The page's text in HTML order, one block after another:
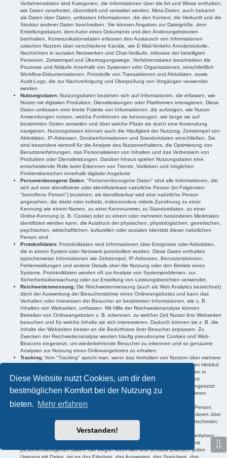
Diese Website nutzt Cookies, um dir den
bestmöglichen Komfort bei der Nutzung zu
bieten. Mehr erfahren
Verstanden!
Verfahrensdaten sind Kategorien, die Informationen über die Art und Weise enthalten,
wie Daten verarbeitet, übermittelt und verwaltet werden. Meta-Daten, auch bekannt
als Daten über Daten, umfassen Informationen, die den Kontext, die Herkunft und die
Struktur anderer Daten beschreiben. Sie können Angaben zur Dateigröße, dem
Erstellungsdatum, dem Autor eines Dokuments und den Änderungshistorien
beinhalten. Kommunikationsdaten erfassen den Austausch von Informationen
zwischen Nutzern über verschiedene Kanäle, wie E-Mail-Verkehr, Anrufprotokolle,
Nachrichten in sozialen Netzwerken und Chat-Verläufe, inklusive der beteiligten
Personen, Zeitstempel und Übertragungswege. Verfahrensdaten beschreiben die
Prozesse und Abläufe innerhalb von Systemen oder Organisationen, einschließlich
Workflow-Dokumentationen, Protokolle von Transaktionen und Aktivitäten, sowie
Audit-Logs, die zur Nachverfolgung und Überprüfung von Vorgängen verwendet
werden.
Nutzungsdaten: Nutzungsdaten beziehen sich auf Informationen, die erfassen, wie
Nutzer mit digitalen Produkten, Dienstleistungen oder Plattformen interagieren. Diese
Daten umfassen eine breite Palette von Informationen, die aufzeigen, wie Nutzer
Anwendungen nutzen, welche Funktionen sie bevorzugen, wie lange sie auf
bestimmten Seiten verweilen und über welche Pfade sie durch eine Anwendung
navigieren. Nutzungsdaten können auch die Häufigkeit der Nutzung, Zeitstempel von
Aktivitäten, IP-Adressen, Geräteinformationen und Standortdaten einschließen. Sie
sind besonders wertvoll für die Analyse des Nutzerverhaltens, die Optimierung von
Benutzererfahrungen, das Personalisieren von Inhalten und das Verbessern von
Produkten oder Dienstleistungen. Darüber hinaus spielen Nutzungsdaten eine
entscheidende Rolle beim Erkennen von Trends, Vorlieben und möglichen
Problembereichen innerhalb digitaler Angebote
Personenbezogene Daten: "Personenbezogene Daten" sind alle Informationen, die
sich auf eine identifizierte oder identifizierbare natürliche Person (im Folgenden
"betroffene Person") beziehen; als identifizierbar wird eine natürliche Person
angesehen, die direkt oder indirekt, insbesondere mittels Zuordnung zu einer
Kennung wie einem Namen, zu einer Kennnummer, zu Standortdaten, zu einer
Online-Kennung (z. B. Cookie) oder zu einem oder mehreren besonderen Merkmalen
identifiziert werden kann, die Ausdruck der physischen, physiologischen, genetischen,
psychischen, wirtschaftlichen, kulturellen oder sozialen Identität dieser natürlichen
Person sind.
Protokolldaten: Protokolldaten sind Informationen über Ereignisse oder Aktivitäten,
die in einem System oder Netzwerk protokolliert wurden. Diese Daten enthalten
typischerweise Informationen wie Zeitstempel, IP-Adressen, Benutzeraktionen,
Fehlermeldungen und andere Details über die Nutzung oder den Betrieb eines
Systems. Protokolldaten werden oft zur Analyse von Systemproblemen, zur
Sicherheitsüberwachung oder zur Erstellung von Leistungsberichten verwendet.
Reichweitenmessung: Die Reichweitenmessung (auch als Web Analytics bezeichnet)
dient der Auswertung der Besucherströme eines Onlineangebotes und kann das
Verhalten oder Interessen der Besucher an bestimmten Informationen, wie z. B.
Inhalten von Webseiten, umfassen. Mit Hilfe der Reichweitenanalyse können
Betreiber von Onlineangeboten z. B. erkennen, zu welcher Zeit Nutzer ihre Webseiten
besuchen und für welche Inhalte sie sich interessieren. Dadurch können sie z. B. die
Inhalte der Webseiten besser an die Bedürfnisse ihrer Besucher anpassen. Zu
Zwecken der Reichweitenanalyse werden häufig pseudonyme Cookies und Web-
Beacons eingesetzt, um wiederkehrende Besucher zu erkennen und so genauere
Analysen zur Nutzung eines Onlineangebotes zu erhalten.
Tracking: Vom "Tracking" spricht man, wenn das Verhalten von Nutzern über mehrere
Onlineangebote hinweg nachvollzogen werden kann. Im Regelfall werden im Hinblick
auf die genutzten Onlineangebote Verhaltens- und Interessensinformationen in
Cookies oder auf Servern der Anbieter der Trackingtechnologien gespeichert
(sogenanntes Profiling). Diese Informationen können anschließend z. B. eingesetzt
werden, um den Nutzern Werbeanzeigen anzuzeigen, die voraussichtlich deren
Interessen entsprechen.
Verantwortlicher:Als "Verantwortlicher" wird die natürliche oder juristische Person,
Behörde, Einrichtung oder andere Stelle, die allein oder gemeinsam mit anderen über
die Zwecke und Mittel der Verarbeitung von personenbezogenen Daten entscheidet,
"Verarbeitung" ist jeder mit oder ohne Hilfe automatisierter Verfahren
ausgeführte Vorgang oder jede solche Vorgangsreihe im Zusammenhang mit
personenbezogenen Daten. Der Begriff reicht weit und umfasst praktisch jeden
Umgang mit Daten, sei es das Erheben, das Auswerten, das Speichern, das
⇩